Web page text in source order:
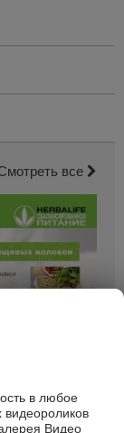
в любое
видеороликов
Видео
все